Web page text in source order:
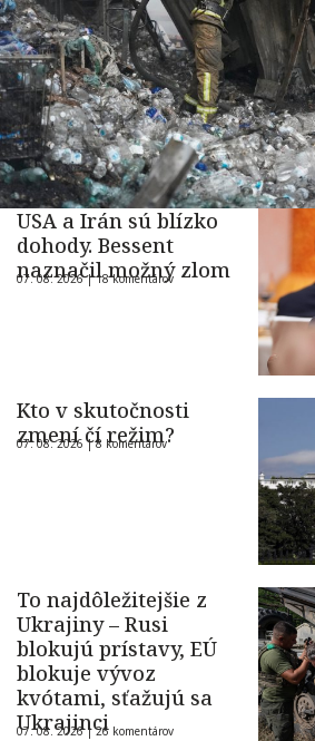
USA a Irán sú blízko
dohody. Bessent
naznačil možný zlom
07. 08. 2026 |18 komentárov
Kto v skutočnosti
zmení čí režim?
07. 08. 2026 |8 komentárov
To najdôležitejšie z
Ukrajiny – Rusi
blokujú prístavy, EÚ
blokuje vývoz
kvótami, sťažujú sa
Ukrajinci
07. 08. 2026 |26 komentárov